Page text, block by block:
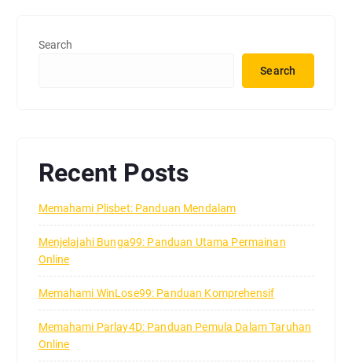
Search
Search
Recent Posts
Memahami Plisbet: Panduan Mendalam
Menjelajahi Bunga99: Panduan Utama Permainan
Online
Memahami WinLose99: Panduan Komprehensif
Memahami Parlay4D: Panduan Pemula Dalam Taruhan
Online